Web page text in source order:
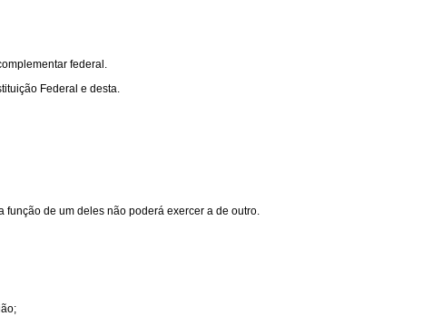
federal.
Federal e desta.
de um deles não poderá exercer a de outro.